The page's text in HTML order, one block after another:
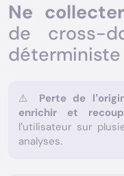
Ne
de cross-
déterministe
⚠️
Perte de
enrichir et
l’utilisateur sur
analyses.